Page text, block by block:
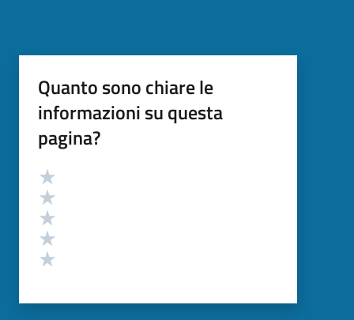
Quanto sono chiare le
informazioni su questa
pagina?
Valutazione